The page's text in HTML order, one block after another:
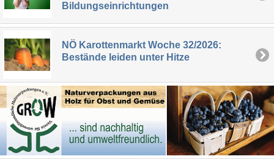
Bildungseinrichtungen
NÖ Karottenmarkt Woche 32/2026:
Bestände leiden unter Hitze